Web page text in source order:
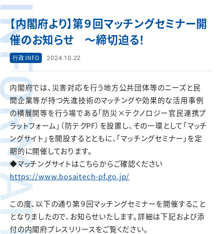
【内閣府より】第９回マッチングセミナー開
催のお知らせ ～締切迫る！
行政 INFO 2024.10.22
内閣府では、災害対応を行う地方公共団体等のニーズと民
間企業等が持つ先進技術のマッチングや効果的な活用事例
の横展開等を行う場である「防災×テクノロジー官民連携プ
ラットフォーム」（防テクPF）を設置し、その一環として「マッチ
ングサイト」を開設するとともに、「マッチングセミナー」を定
期的に開催しております。
◆マッチングサイトはこちらからご確認ください
https://www.bosaitech-pf.go.jp/
この度、以下の通り第９回マッチングセミナーを開催すること
となりましたので、お知らせいたします。詳細は下記および添
付の内閣府プレスリリースをご覧ください。